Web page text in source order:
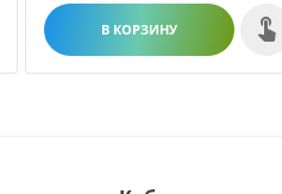
В КОРЗИНУ